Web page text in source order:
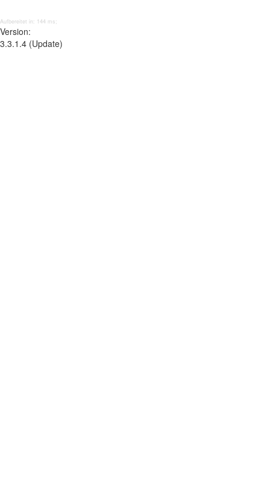
Aufbereitet in: 144 ms;
Version:
3.3.1.4 (Update)